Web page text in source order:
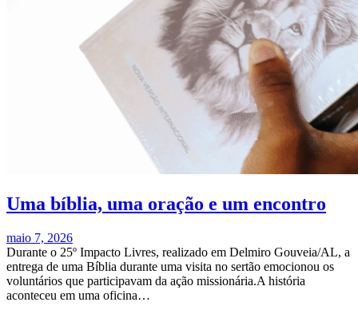
Uma bíblia, uma oração e um encontro
maio 7, 2026
Durante o 25º Impacto Livres, realizado em Delmiro Gouveia/AL, a
entrega de uma Bíblia durante uma visita no sertão emocionou os
voluntários que participavam da ação missionária.A história
aconteceu em uma oficina…